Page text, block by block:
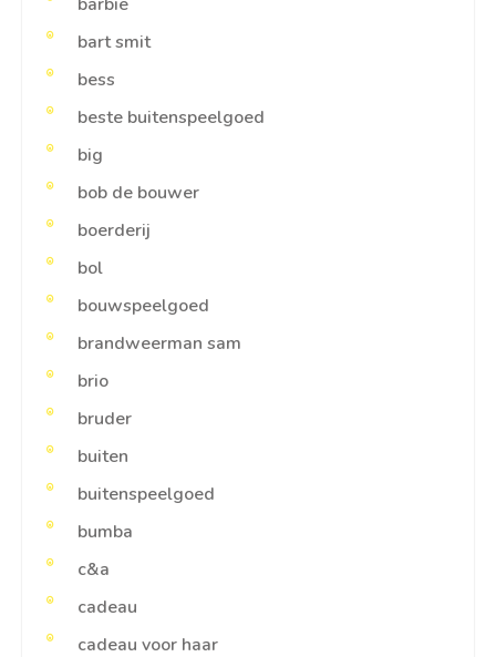
bart smit
bess
beste buitenspeelgoed
big
bob de bouwer
boerderij
bol
bouwspeelgoed
brandweerman sam
brio
bruder
buiten
buitenspeelgoed
bumba
c&a
cadeau
cadeau voor haar